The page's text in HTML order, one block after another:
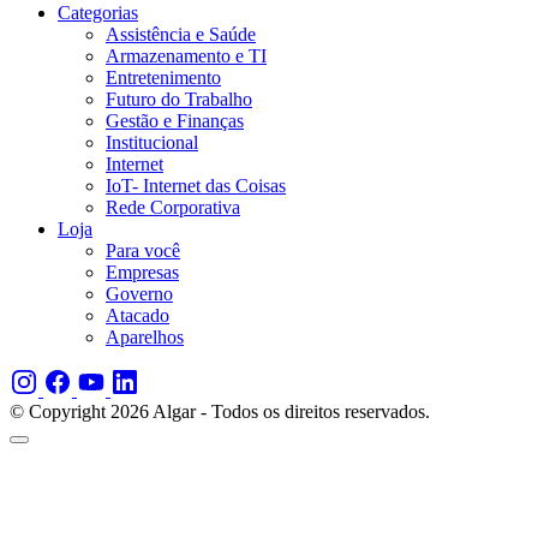
Categorias
Assistência e Saúde
Armazenamento e TI
Entretenimento
Futuro do Trabalho
Gestão e Finanças
Institucional
Internet
IoT- Internet das Coisas
Rede Corporativa
Loja
Para você
Empresas
Governo
Atacado
Aparelhos
© Copyright 2026 Algar - Todos os direitos reservados.